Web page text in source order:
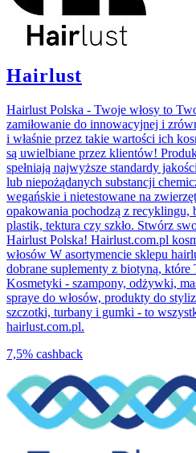
Hairlust
Hairlust Polska - Twoje włosy to
zamiłowanie do innowacyjnej i
i właśnie przez takie wartości ich
są uwielbiane przez klientów!
spełniają najwyższe standardy
lub niepożądanych substancji
wegańskie i nietestowane na
opakowania pochodzą z recyklingu,
plastik, tektura czy szkło. Stwórz
Hairlust Polska! Hairlust.com.pl
włosów W asortymencie sklepu
dobrane suplementy z biotyną, które
Kosmetyki - szampony, odżywki,
spraye do włosów, produkty do
szczotki, turbany i gumki - to
hairlust.com.pl.
7,5% cashback